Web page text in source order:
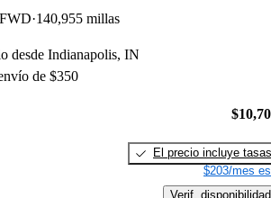
140,955 millas
desde Indianapolis, IN
de $350
El precio incluye tasas
$203/mes
Verif. disponibilidad